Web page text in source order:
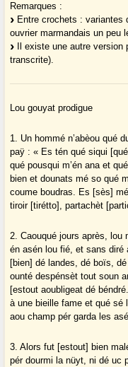
Remarques :
Entre crochets : variantes
ouvrier marmandais un peu
Il existe une autre version
transcrite).
Lou gouyat prodigue
1. Un hommé n’abèou qué
paÿ : « Es tén qué siqui
qué pousqui m’én ana et
bien et dounats mé so qué
coume boudras. Es [sès]
tiroir [tirétto], partachèt
2. Caouqué jours après, lou
én asén lou fié, et sans diré
[bien] dé landes, dé boïs,
ounté despénsèt tout soun
[estout aoubligeat dé
à une bieille fame et qué sé
aou champ pér garda les
3. Alors fut [estout] bien
pér dourmi la nüyt, ni dé uc